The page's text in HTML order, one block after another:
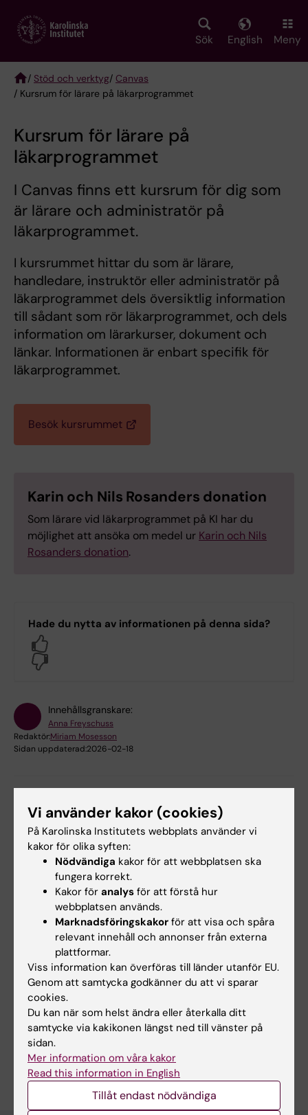
main
Sök English Meny
Breadcrumb
/ Stöd och verktyg/ Canvas
/ Kursrum för lärare på läkarprogrammet
Kursrum för lärare på
läkarprogrammet
I Canvas finns ett kursrum för dig som
är lärare och administratör på
läkarprogrammet.
I kursrummet hittar du som är lärare,
handledare, instruktör eller administratör på
läkarprogrammet dels översiktlig information
till sådant som rör läkarprogrammet, och dels
information om lärarkurser, dokument och
länkar. Informationen är enbart specifik för
läkarprogrammet.
Besök kursrummet
Karin och Nils Rosanders donation
Som lärare vid läkarprogrammet på KI har du
möjlighet att ansöka om medel ur Karin och Nils
Rosanders donation.
Hade du nytta av informationen på denna sida?
Innehållsgranskare:
Anna Freyschuss
Redaktör:Miriam Mosesson
Sidan uppdaterad:2026-02-18
Letade du efter
Utbildningsstöd
Relaterat
Canvas - KI:s lärplattform
Undervisning och lärande på KI
Vi använder kakor (cookies)
På Karolinska Institutets webbplats använder vi
kakor för olika syften:
Nödvändiga kakor för att webbplatsen ska
fungera korrekt.
Kakor för analys för att förstå hur
webbplatsen används.
Marknadsföringskakor för att visa och spåra
relevant innehåll och annonser från externa
plattformar.
Viss information kan överföras till länder utanför EU.
Genom att samtycka godkänner du att vi sparar
cookies.
Du kan när som helst ändra eller återkalla ditt
samtycke via kakikonen längst ned till vänster på
sidan.
Mer information om våra kakor
Read this information in English
Tillåt endast nödvändiga